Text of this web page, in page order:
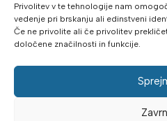
Privolitev v te tehnologije nam
vedenje pri brskanju ali edinstveni
Če ne privolite ali če privolitev
določene značilnosti in funkcije.
Dimenzije